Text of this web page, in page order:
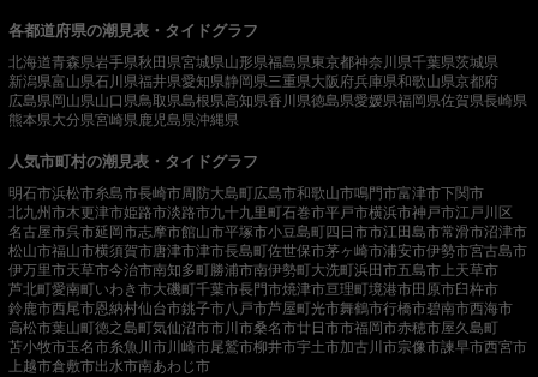
各都道府県の潮見表・タイドグラフ
北海道青森県岩手県秋田県宮城県山形県福島県東京都神奈川県千葉県茨城県
新潟県富山県石川県福井県愛知県静岡県三重県大阪府兵庫県和歌山県京都府
広島県岡山県山口県鳥取県島根県高知県香川県徳島県愛媛県福岡県佐賀県長崎県
熊本県大分県宮崎県鹿児島県沖縄県
人気市町村の潮見表・タイドグラフ
明石市浜松市糸島市長崎市周防大島町広島市和歌山市鳴門市富津市下関市
北九州市木更津市姫路市淡路市九十九里町石巻市平戸市横浜市神戸市江戸川区
名古屋市呉市延岡市志摩市館山市平塚市小豆島町四日市市江田島市常滑市沼津市
松山市福山市横須賀市唐津市津市長島町佐世保市茅ヶ崎市浦安市伊勢市宮古島市
伊万里市天草市今治市南知多町勝浦市南伊勢町大洗町浜田市五島市 上天草市
芦北町愛南町いわき市大磯町千葉市長門市焼津市亘理町境港市田原市臼杵市
鈴鹿市西尾市恩納村仙台市銚子市八戸市芦屋町光市舞鶴市行橋市碧南市西海市
高松市葉山町徳之島町気仙沼市市川市桑名市廿日市市福岡市赤穂市屋久島町
苫小牧市玉名市糸魚川市川崎市尾鷲市柳井市宇土市加古川市宗像市諫早市西宮市
上越市倉敷市出水市南あわじ市